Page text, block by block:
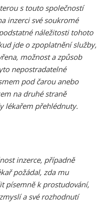
s touto společností
inzerci své soukromé
náležitosti tohoto
jde o zpoplatnění služby,
možnost a způsob
nepostradatelné
pod čarou anebo
na druhé straně
lékařem přehlédnuty.
inzerce, případně
požádal, zda mu
písemně k prostudování,
a své rozhodnutí